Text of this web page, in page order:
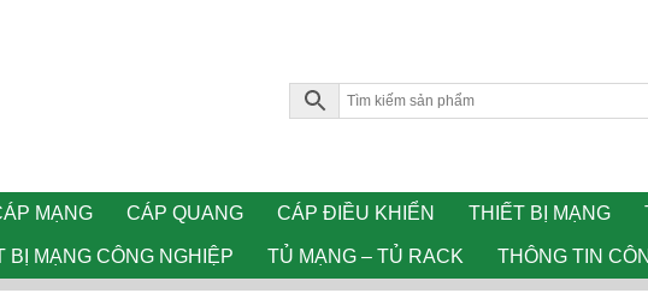
MẠNG CÁP QUANG CÁP ĐIỀU KHIỂN THIẾT BỊ MẠNG
BỊ MẠNG CÔNG NGHIỆP TỦ MẠNG – TỦ RACK THÔNG TIN